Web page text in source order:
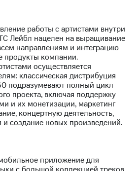
работы с артистами внутри
Лейбл нацелен на выращивание
направлениям и интеграцию
продукты компании.
осуществляется
классическая дистрибуция
подразумевают полный цикл
проекта, включая поддержку
и их монетизации, маркетинг
концертную деятельность,
и создание новых произведений.
приложение для